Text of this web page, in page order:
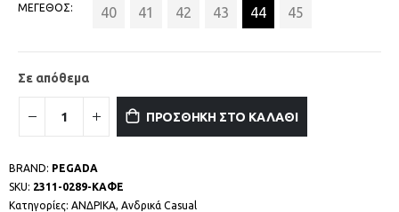
ΜΕΓΕΘΟΣ 40 41 42 43 44 45
Σε απόθεμα
ΠΡΟΣΘΗΚΗ ΣΤΟ ΚΑΛΑΘΙ
BRAND: PEGADA
SKU: 2311-0289-ΚΑΦΕ
Κατηγορίες: ΑΝΔΡΙΚΑ, Ανδρικά Casual